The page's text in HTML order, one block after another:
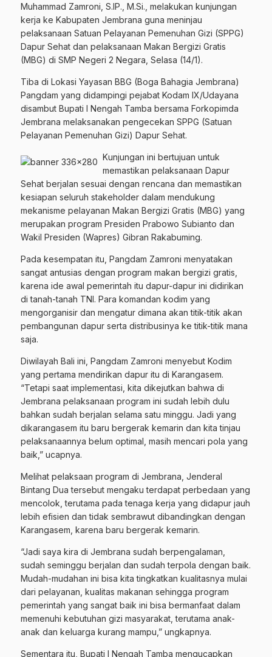
Muhammad Zamroni, S.IP., M.Si., melakukan kunjungan
kerja ke Kabupaten Jembrana guna meninjau
pelaksanaan Satuan Pelayanan Pemenuhan Gizi (SPPG)
Dapur Sehat dan pelaksanaan Makan Bergizi Gratis
(MBG) di SMP Negeri 2 Negara, Selasa (14/1).
Tiba di Lokasi Yayasan BBG (Boga Bahagia Jembrana)
Pangdam yang didampingi pejabat Kodam IX/Udayana
disambut Bupati I Nengah Tamba bersama Forkopimda
Jembrana melaksanakan pengecekan SPPG (Satuan
Pelayanan Pemenuhan Gizi) Dapur Sehat.
Kunjungan ini bertujuan untuk
memastikan pelaksanaan Dapur
Sehat berjalan sesuai dengan rencana dan memastikan
kesiapan seluruh stakeholder dalam mendukung
mekanisme pelayanan Makan Bergizi Gratis (MBG) yang
merupakan program Presiden Prabowo Subianto dan
Wakil Presiden (Wapres) Gibran Rakabuming.
Pada kesempatan itu, Pangdam Zamroni menyatakan
sangat antusias dengan program makan bergizi gratis,
karena ide awal pemerintah itu dapur-dapur ini didirikan
di tanah-tanah TNI. Para komandan kodim yang
mengorganisir dan mengatur dimana akan titik-titik akan
pembangunan dapur serta distribusinya ke titik-titik mana
saja.
Diwilayah Bali ini, Pangdam Zamroni menyebut Kodim
yang pertama mendirikan dapur itu di Karangasem.
“Tetapi saat implementasi, kita dikejutkan bahwa di
Jembrana pelaksanaan program ini sudah lebih dulu
bahkan sudah berjalan selama satu minggu. Jadi yang
dikarangasem itu baru bergerak kemarin dan kita tinjau
pelaksanaannya belum optimal, masih mencari pola yang
baik,” ucapnya.
Melihat pelaksaan program di Jembrana, Jenderal
Bintang Dua tersebut mengaku terdapat perbedaan yang
mencolok, terutama pada tenaga kerja yang didapur jauh
lebih efisien dan tidak sembrawut dibandingkan dengan
Karangasem, karena baru bergerak kemarin.
“Jadi saya kira di Jembrana sudah berpengalaman,
sudah seminggu berjalan dan sudah terpola dengan baik.
Mudah-mudahan ini bisa kita tingkatkan kualitasnya mulai
dari pelayanan, kualitas makanan sehingga program
pemerintah yang sangat baik ini bisa bermanfaat dalam
memenuhi kebutuhan gizi masyarakat, terutama anak-
anak dan keluarga kurang mampu,” ungkapnya.
Sementara itu, Bupati I Nengah Tamba mengucapkan